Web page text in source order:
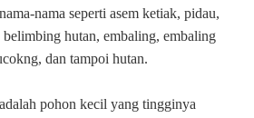
nama seperti asem ketiak, pidau,
hutan, embaling, embaling
dan tampoi hutan.
pohon kecil yang tingginya